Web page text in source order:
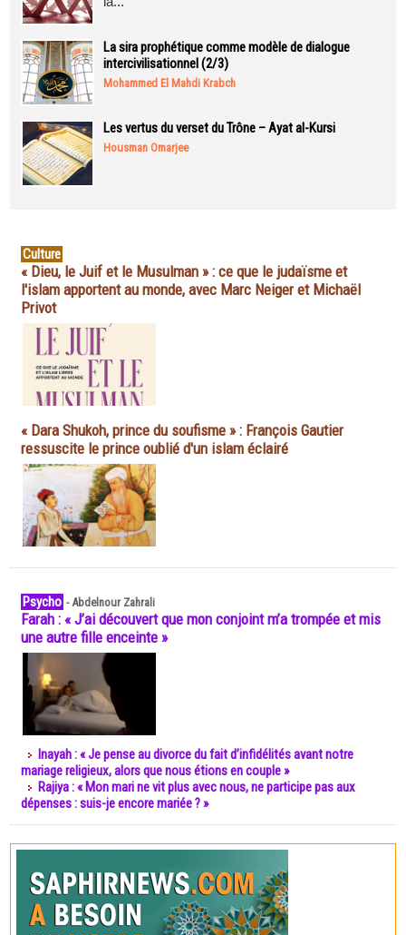
La sira prophétique comme modèle de dialogue
intercivilisationnel (2/3)
Mohammed El Mahdi Krabch
Les vertus du verset du Trône – Ayat al-Kursi
Housman Omarjee
Culture
« Dieu, le Juif et le Musulman » : ce que le judaïsme et
l'islam apportent au monde, avec Marc Neiger et Michaël
Privot
« Dara Shukoh, prince du soufisme » : François Gautier
ressuscite le prince oublié d'un islam éclairé
Psycho -Abdelnour Zahrali
Farah : « J’ai découvert que mon conjoint m’a trompée et mis
une autre fille enceinte »
Inayah : « Je pense au divorce du fait d’infidélités avant notre
mariage religieux, alors que nous étions en couple »
Rajiya : « Mon mari ne vit plus avec nous, ne participe pas aux
dépenses : suis-je encore mariée ? »